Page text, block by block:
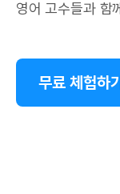
영어 고수들과 함
무료 체험하기